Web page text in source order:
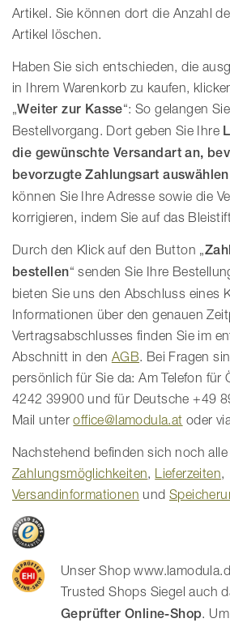
Artikel. Sie können dort die Anzahl
Artikel löschen.
Haben Sie sich entschieden, die
in Ihrem Warenkorb zu kaufen,
„Weiter zur Kasse“: So gelangen
Bestellvorgang. Dort geben Sie Ihre
die gewünschte Versandart an,
bevorzugte Zahlungsart auswählen
können Sie Ihre Adresse sowie die
korrigieren, indem Sie auf das
Durch den Klick auf den Button „
bestellen“ senden Sie Ihre
bieten Sie uns den Abschluss eines
Informationen über den genauen
Vertragsabschlusses finden Sie im
Abschnitt in den AGB. Bei Fragen
persönlich für Sie da: Am Telefon für
4242 39900 und für Deutsche +49
Mail unteroffice@lamodula.at oder
Nachstehend befinden sich noch
Zahlungsmöglichkeiten, Lieferzeiten,
Versandinformationen und
Unser Shop
Trusted Shops Siegel auch
Geprüfter Online-Shop.